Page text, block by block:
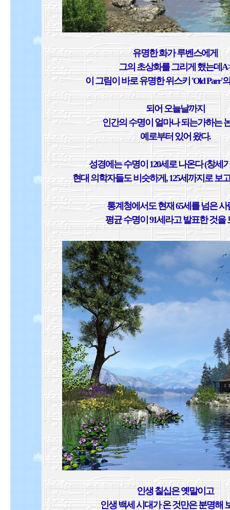
유명한 화가 루벤스에게
그의 초상화를 그리게 했는데
이 그림이 바로 유명한 위스키 'Old Parr'
되어 오늘날까지
인간의 수명이 얼마나 되는가하는
예로부터 있어 왔다.
성경에는 수명이 120세로 나온다 (창세
현대 의학자들도 비슷하게, 125세까지로 보
통계청에서도 현재 65세를 넘은 사
평균 수명이 91세라고 발표한 것을
인생 칠십은 옛말이고
인생 백세 시대가 온 것만은 분명해